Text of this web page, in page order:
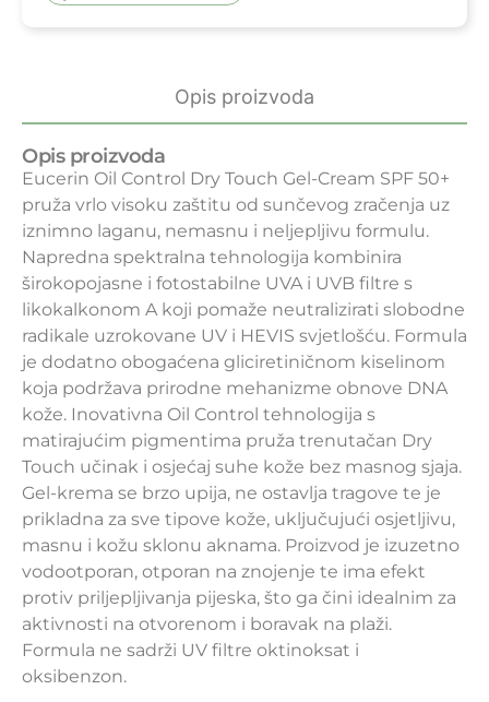
Opis proizvoda
Opis proizvoda
Eucerin Oil Control Dry Touch Gel-Cream SPF 50+
pruža vrlo visoku zaštitu od sunčevog zračenja uz
iznimno laganu, nemasnu i neljepljivu formulu.
Napredna spektralna tehnologija kombinira
širokopojasne i fotostabilne UVA i UVB filtre s
likokalkonom A koji pomaže neutralizirati slobodne
radikale uzrokovane UV i HEVIS svjetlošću. Formula
je dodatno obogaćena gliciretiničnom kiselinom
koja podržava prirodne mehanizme obnove DNA
kože. Inovativna Oil Control tehnologija s
matirajućim pigmentima pruža trenutačan Dry
Touch učinak i osjećaj suhe kože bez masnog sjaja.
Gel-krema se brzo upija, ne ostavlja tragove te je
prikladna za sve tipove kože, uključujući osjetljivu,
masnu i kožu sklonu aknama. Proizvod je izuzetno
vodootporan, otporan na znojenje te ima efekt
protiv priljepljivanja pijeska, što ga čini idealnim za
aktivnosti na otvorenom i boravak na plaži.
Formula ne sadrži UV filtre oktinoksat i
oksibenzon.